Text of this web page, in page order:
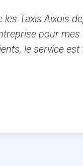
les Taxis Aixois
pour
le service